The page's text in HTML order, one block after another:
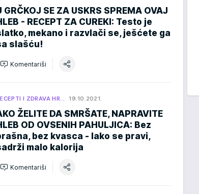
GRČKOJ SE ZA USKRS SPREMA OVAJ
- RECEPT ZA CUREKI: Testo je
mekano i razvlači se, ješćete ga
slašću!
Komentariši
I ZDRAVA HR… 19.10.2021.
ŽELITE DA SMRŠATE, NAPRAVITE
OD OVSENIH PAHULJICA: Bez
bez kvasca - lako se pravi,
malo kalorija
Komentariši